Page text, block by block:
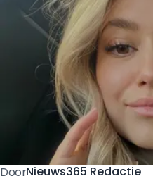
DoorNieuws365 Redactie